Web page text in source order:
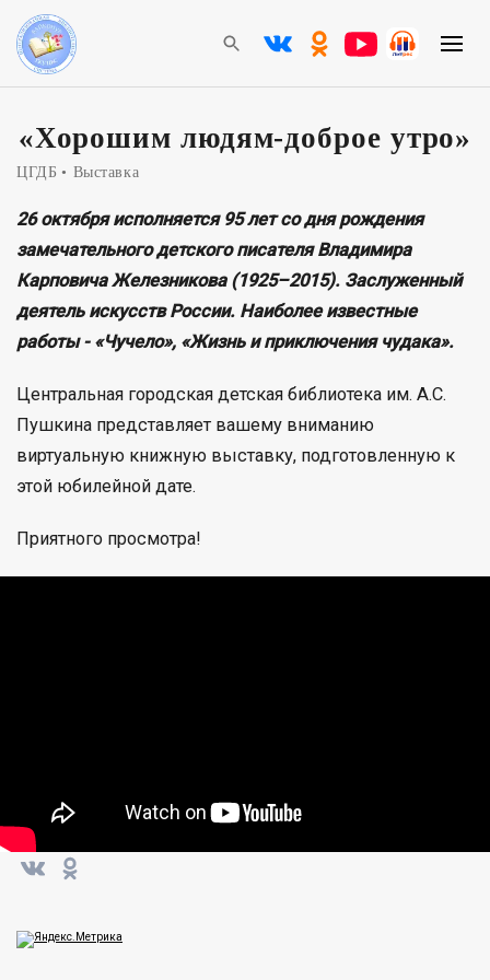
«Хорошим людям-доброе утро»
ЦГДБ Выставка
26 октября исполняется 95 лет со дня рождения
замечательного детского писателя Владимира
Карповича Железникова (1925–2015). Заслуженный
деятель искусств России. Наиболее известные
работы - «Чучело», «Жизнь и приключения чудака».
Центральная городская детская библиотека им. А.С.
Пушкина представляет вашему вниманию
виртуальную книжную выставку, подготовленную к
этой юбилейной дате.
Приятного просмотра!